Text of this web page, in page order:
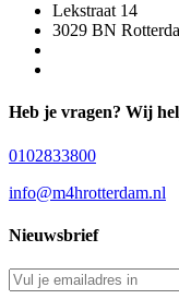
Lekstraat 14
3029 BN
Heb je vragen? Wij
0102833800
info@m4hrotterdam.nl
Nieuwsbrief